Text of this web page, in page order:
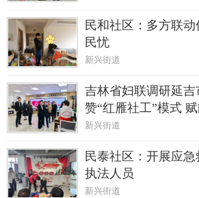
民和社区：多方联
民忧
新兴街道
吉林省妇联调研延
赞“红雁社工”模式
新兴街道
民泰社区：开展应
执法人员
新兴街道